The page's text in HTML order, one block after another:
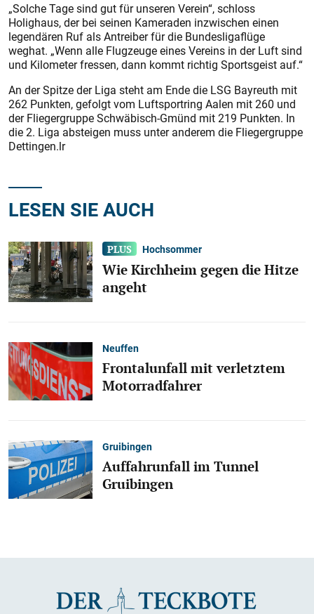
„Solche Tage sind gut für unseren Verein“, schloss
Holighaus, der bei seinen Kameraden inzwischen einen
legendären Ruf als Antreiber für die Bundesligaflüge
weghat. „Wenn alle Flugzeuge eines Vereins in der Luft sind
und Kilometer fressen, dann kommt richtig Sportsgeist auf.“
An der Spitze der Liga steht am Ende die LSG Bayreuth mit
262 Punkten, gefolgt vom Luftsportring Aalen mit 260 und
der Fliegergruppe Schwäbisch-Gmünd mit 219 Punkten. In
die 2. Liga absteigen muss unter anderem die Fliegergruppe
Dettingen.lr
LESEN SIE AUCH
Hochsommer
Wie Kirchheim gegen die Hitze
angeht
Neuffen
Frontalunfall mit verletztem
Motorradfahrer
Gruibingen
Auffahrunfall im Tunnel
Gruibingen